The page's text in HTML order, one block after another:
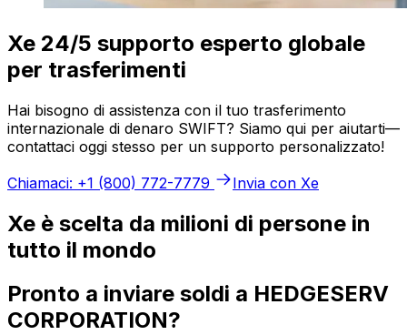
Xe 24/5 supporto esperto globale
per trasferimenti
Hai bisogno di assistenza con il tuo trasferimento
internazionale di denaro SWIFT? Siamo qui per aiutarti—
contattaci oggi stesso per un supporto personalizzato!
Chiamaci: +1 (800) 772-7779
Invia con Xe
Xe è scelta da milioni di persone in
tutto il mondo
Pronto a inviare soldi a HEDGESERV
CORPORATION?